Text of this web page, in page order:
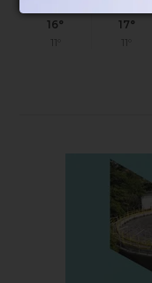
16°
11°
17°
11°